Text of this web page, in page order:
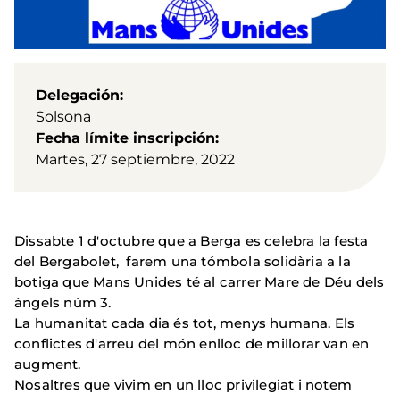
Delegación
Solsona
Fecha límite inscripción
Martes, 27 septiembre, 2022
Dissabte 1 d'octubre que a Berga es celebra la festa
del Bergabolet, farem una tómbola solidària a la
botiga que Mans Unides té al carrer Mare de Déu dels
àngels núm 3.
La humanitat cada dia és tot, menys humana. Els
conflictes d'arreu del món enlloc de millorar van en
augment.
Nosaltres que vivim en un lloc privilegiat i notem